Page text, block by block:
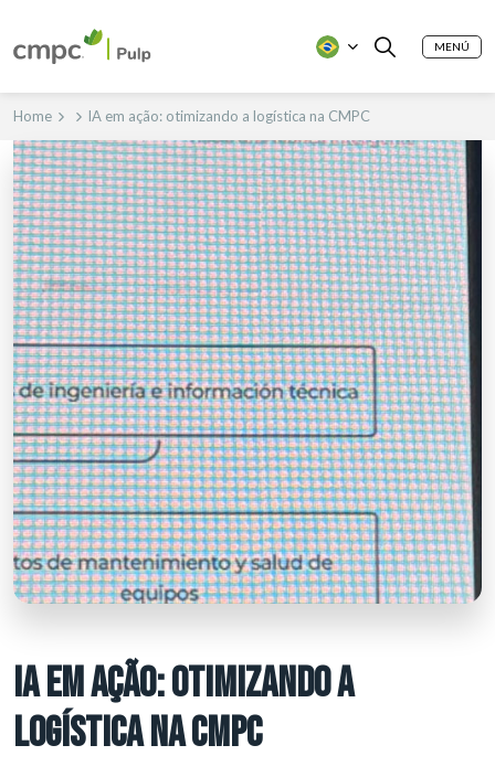
MENÚ
Home IA em ação: otimizando a logística na CMPC
IA EM AÇÃO: OTIMIZANDO A
LOGÍSTICA NA CMPC